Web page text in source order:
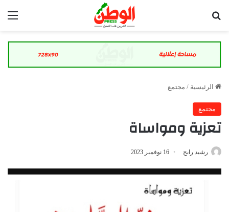
الرئيسية / مجتمع
مجتمع
تعزية ومواساة
رشيد رابح 16 نوفمبر 2023